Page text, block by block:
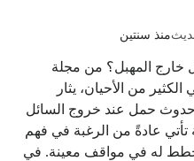
منذ سنتين
المهبل؟ من مجلة
من الأحيان، يثار
حدوث حمل عند خروج السائل
تأتي عادةً من الرغبة في فهم
له في مواقف معينة. في